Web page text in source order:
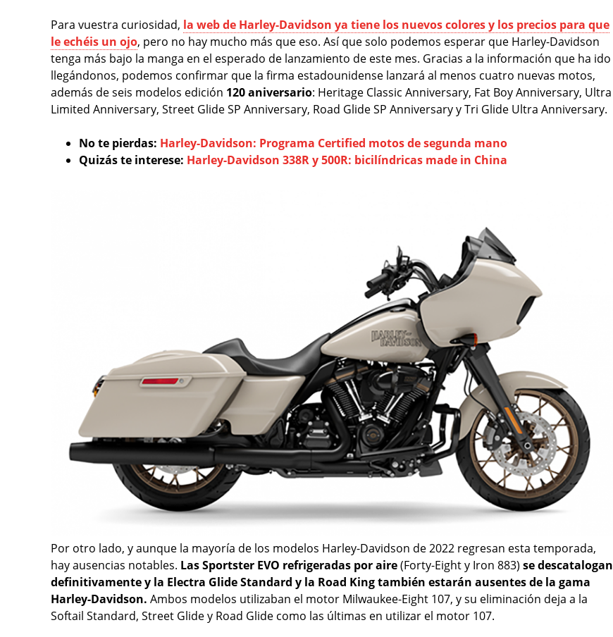
Para vuestra curiosidad, la web de Harley-Davidson ya tiene los nuevos colores y los precios para que
le echéis un ojo, pero no hay mucho más que eso. Así que solo podemos esperar que Harley-Davidson
tenga más bajo la manga en el esperado de lanzamiento de este mes. Gracias a la información que ha ido
llegándonos, podemos confirmar que la firma estadounidense lanzará al menos cuatro nuevas motos,
además de seis modelos edición 120 aniversario: Heritage Classic Anniversary, Fat Boy Anniversary, Ultra
Limited Anniversary, Street Glide SP Anniversary, Road Glide SP Anniversary y Tri Glide Ultra Anniversary.
No te pierdas: Harley-Davidson: Programa Certified motos de segunda mano
Quizás te interese: Harley-Davidson 338R y 500R: bicilíndricas made in China
Por otro lado, y aunque la mayoría de los modelos Harley-Davidson de 2022 regresan esta temporada,
hay ausencias notables. Las Sportster EVO refrigeradas por aire(Forty-Eight y Iron 883) se descatalogan
definitivamente y la Electra Glide Standard y la Road King también estarán ausentes de la gama
Harley-Davidson. Ambos modelos utilizaban el motor Milwaukee-Eight 107, y su eliminación deja a la
Softail Standard, Street Glide y Road Glide como las últimas en utilizar el motor 107.